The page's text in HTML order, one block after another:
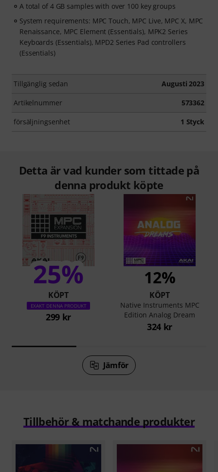
A total of 4 GB samples with over 100 key groups
System requirements: MPC Touch, MPC Live, MPC X, MPC
Renaissance, MPC Element (Essentials), MPK2 Series
Keyboards (Essentials), MPD2 Series Pad controllers
(Essentials)
Tillgänglig sedan Augusti 2023
Artikelnummer 573362
försäljningsenhet 1 Styck
Detta är vad kunder som tittade på
denna produkt köpte
25%
KÖPT
EXAKT DENNA PRODUKT
299 kr
12%
KÖPT
Native Instruments MPC
Edition Analog Dream
324 kr
Jämför
Tillbehör & matchande produkter